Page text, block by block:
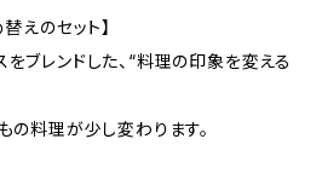
えのセット】
ブレンドした、“料理の印象を変える
の料理が少し変わります。